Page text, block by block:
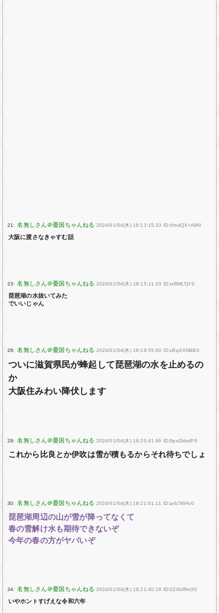
21: 2024/01/04(木) 18:13:15.33 ID:VmdQX+AM0
大阪に渡さなきゃすむ話
23: 2024/01/04(木) 18:15:11.03 ID:xtBMLTjY0
琵琶湖の水抜いてみた
でいいじゃん
28: 2024/01/04(木) 18:19:55.60 ID:zBqXXNBB0
ついに滋賀県民が蜂起して琵琶湖の水を止めるの
か
大阪住みわい降伏します
29: 2024/01/04(木) 18:20:41.66 ID:9peDdsdP0
これから比良とか伊吹は雪が積もるからそれ待ちでしょ
30: 2024/01/04(木) 18:21:01.11 ID:arb78IHv0
琵琶湖周辺の山が雪が降ってなくて
春の雪解け水も期待できないぞ
今年の春の方がヤバいぞ
34: 2024/01/04(木) 18:21:40.19 ID:0Z0bIRm30
いやホントすげえな令和六年